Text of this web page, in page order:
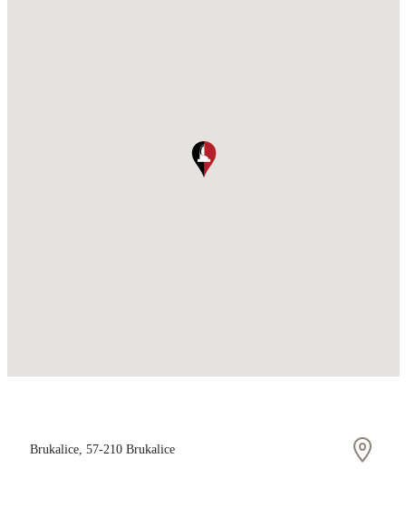
Brukalice, 57-210 Brukalice